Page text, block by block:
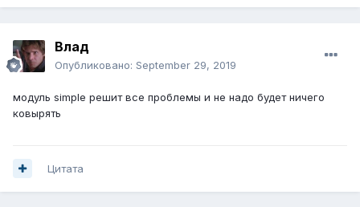
Влад
Опубликовано: September 29, 2019
модуль simple решит все проблемы и не надо будет ничего
ковырять
Цитата